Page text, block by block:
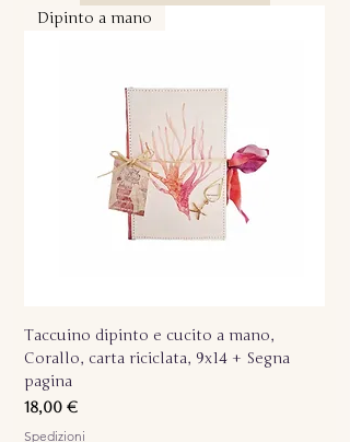
Dipinto a mano
Taccuino dipinto e cucito a mano,
Corallo, carta riciclata, 9x14 + Segna
pagina
Prezzo
18,00 €
Spedizioni